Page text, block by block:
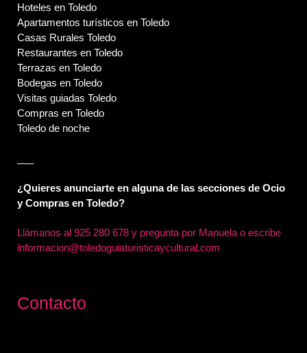
Hoteles en Toledo
Apartamentos turísticos en Toledo
Casas Rurales Toledo
Restaurantes en Toledo
Terrazas en Toledo
Bodegas en Toledo
Visitas guiadas Toledo
Compras en Toledo
Toledo de noche
¿Quieres anunciarte en alguna de las secciones de Ocio
y Compras en Toledo?
Llámanos al925 280 678 y pregunta por Manuela o escribe
informacion@toledoguiaturisticaycultural.com
Contacto